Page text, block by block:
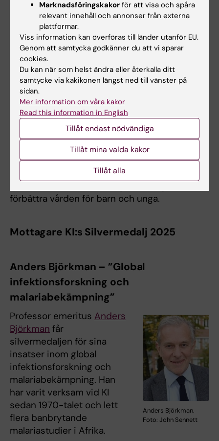
Carl Bennet. Foto:
Mikael Göthage
Bennet tilldelas stora
långsiktiga stöd till KI:s
forskning inom global hälsa.
centrala för KI:s globala
forskningssamarbeten,
särskilt inom områdena kritisk vård av
nyfödda och ungas psykiska hälsa.
Carl Bennet har starkt förespråkat
vetenskapens betydelse för hälsa och
samhällsutveckling. Hans långsiktiga och
strategiska stöd har varit avgörande för att
förbättra vården för barn och unga.
Mottagare KI:s Silvermedalj 2025
Anders Björkman – ”Global
infektionsforskning och
malariabekämpning”
Anders Björkman.
Foto: John Sennett
Professor emeritus Anders
Björkman får
silvermedaljen för sina
insatser inom global
infektionsforskning och
malariabekämpning. Han
har varit verksam vid KI
sedan 1970-talet och lett
flera banbrytande
malariastudier i Afrika.
Marknadsföringskakor för att visa och spåra
relevant innehåll och annonser från externa
plattformar.
Viss information kan överföras till länder utanför EU.
Genom att samtycka godkänner du att vi sparar
cookies.
Du kan när som helst ändra eller återkalla ditt
samtycke via kakikonen längst ned till vänster på
sidan.
Mer information om våra kakor
Read this information in English
Tillåt endast nödvändiga
Tillåt mina valda kakor
Tillåt alla